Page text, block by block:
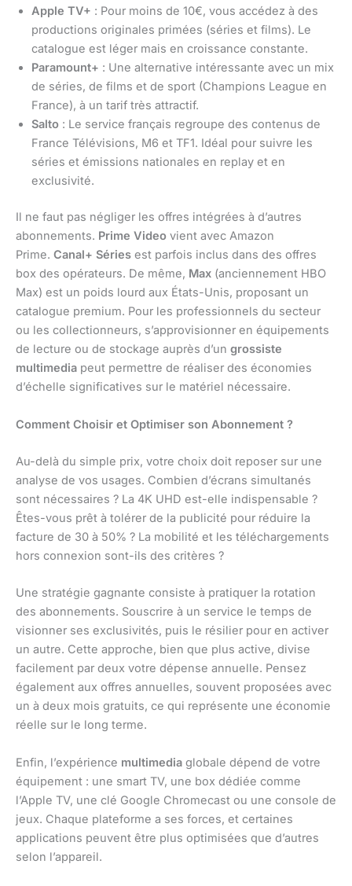
Apple TV+ : Pour moins de 10€, vous accédez à des
productions originales primées (séries et films). Le
catalogue est léger mais en croissance constante.
Paramount+ : Une alternative intéressante avec un mix
de séries, de films et de sport (Champions League en
France), à un tarif très attractif.
Salto : Le service français regroupe des contenus de
France Télévisions, M6 et TF1. Idéal pour suivre les
séries et émissions nationales en replay et en
exclusivité.
Il ne faut pas négliger les offres intégrées à d’autres
abonnements. Prime Video vient avec Amazon
Prime. Canal+ Séries est parfois inclus dans des offres
box des opérateurs. De même, Max (anciennement HBO
Max) est un poids lourd aux États-Unis, proposant un
catalogue premium. Pour les professionnels du secteur
ou les collectionneurs, s’approvisionner en équipements
de lecture ou de stockage auprès d’un grossiste
multimedia peut permettre de réaliser des économies
d’échelle significatives sur le matériel nécessaire.
Comment Choisir et Optimiser son Abonnement ?
Au-delà du simple prix, votre choix doit reposer sur une
analyse de vos usages. Combien d’écrans simultanés
sont nécessaires ? La 4K UHD est-elle indispensable ?
Êtes-vous prêt à tolérer de la publicité pour réduire la
facture de 30 à 50% ? La mobilité et les téléchargements
hors connexion sont-ils des critères ?
Une stratégie gagnante consiste à pratiquer la rotation
des abonnements. Souscrire à un service le temps de
visionner ses exclusivités, puis le résilier pour en activer
un autre. Cette approche, bien que plus active, divise
facilement par deux votre dépense annuelle. Pensez
également aux offres annuelles, souvent proposées avec
un à deux mois gratuits, ce qui représente une économie
réelle sur le long terme.
Enfin, l’expérience multimedia globale dépend de votre
équipement : une smart TV, une box dédiée comme
l’Apple TV, une clé Google Chromecast ou une console de
jeux. Chaque plateforme a ses forces, et certaines
applications peuvent être plus optimisées que d’autres
selon l’appareil.